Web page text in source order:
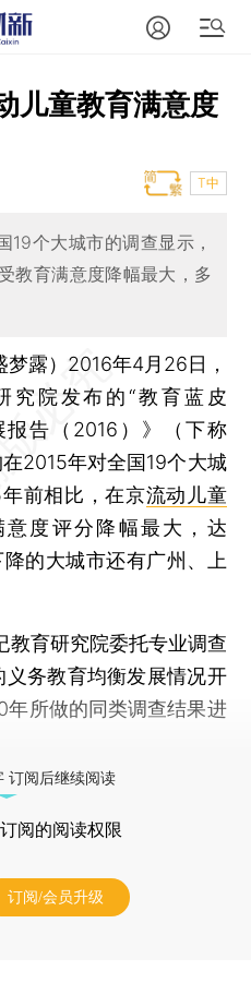
儿童教育满意度
T中
19个大城市的调查显示，
教育满意度降幅最大，多
露） 2016年4月26日，
究院发布的“教育蓝皮
告（2016）》（下称
2015年对全国19个大城
前相比，在京流动儿童
度评分降幅最大，达
的大城市还有广州、上
育研究院委托专业调查
务教育均衡发展情况开
年所做的同类调查结果进
订阅后继续阅读
阅的阅读权限
订阅/会员升级